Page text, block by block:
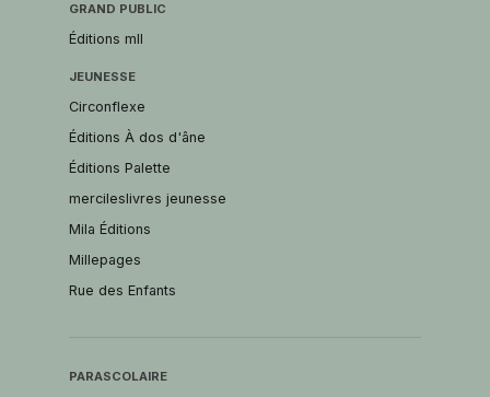
GRAND PUBLIC
Éditions mll
JEUNESSE
Circonflexe
Éditions À dos d'âne
Éditions Palette
mercileslivres jeunesse
Mila Éditions
Millepages
Rue des Enfants
PARASCOLAIRE